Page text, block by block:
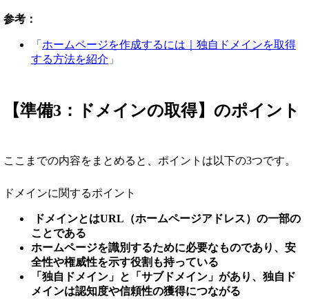
参考：
「 ホームページを作成するには｜独自ドメインを取得
する方法を紹介 」
【準備3：ドメインの取得】のポイント
ここまでの内容をまとめると、ポイントは以下の3つです。
ドメインに関するポイント
ドメインとはURL（ホームページアドレス）の一部の
ことである
ホームページを識別するために必要なものであり、安
全性や権威性を示す役割も持っている
「独自ドメイン」と「サブドメイン」があり、独自ド
メインは認知度や信頼性の獲得につながる